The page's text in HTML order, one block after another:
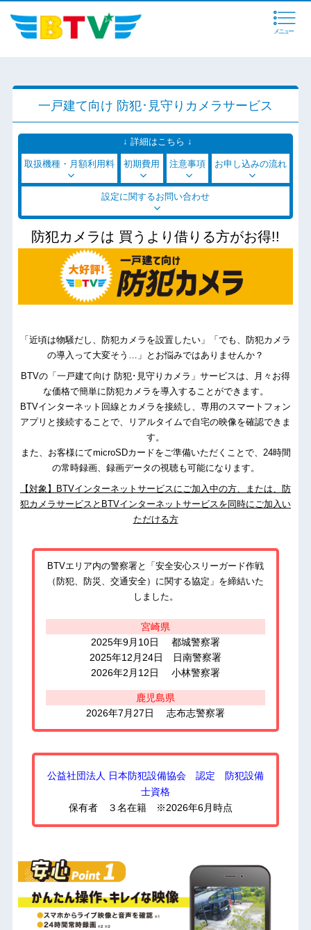
メニュー
一戸建て向け 防犯･見守りカメラサービス
↓ 詳細はこちら ↓
取扱機種・月額利用料 初期費用 注意事項 お申し込みの流れ
設定に関するお問い合わせ
防犯カメラは 買うより借りる方がお得!!
「近頃は物騒だし、防犯カメラを設置したい」「でも、防犯カメラ
の導入って大変そう…」とお悩みではありませんか？
BTVの「一戸建て向け 防犯･見守りカメラ」サービスは、月々お得
な価格で簡単に防犯カメラを導入することができます。
BTVインターネット回線とカメラを接続し、専用のスマートフォン
アプリと接続することで、リアルタイムで自宅の映像を確認できま
す。
また、お客様にてmicroSDカードをご準備いただくことで、24時間
の常時録画、録画データの視聴も可能になります。
【対象】BTVインターネットサービスにご加入中の方、または、防
犯カメラサービスとBTVインターネットサービスを同時にご加入い
ただける方
BTVエリア内の警察署と「安全安心スリーガード作戦
（防犯、防災、交通安全）に関する協定」を締結いた
しました。
宮崎県
2025年9月10日 都城警察署
2025年12月24日 日南警察署
2026年2月12日 小林警察署
鹿児島県
2026年7月27日 志布志警察署
公益社団法人 日本防犯設備協会 認定 防犯設備
士資格
保有者 ３名在籍 ※2026年6月時点